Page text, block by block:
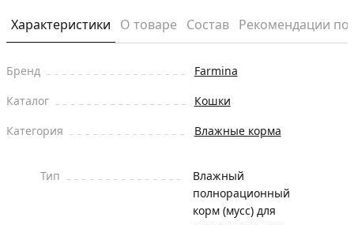
Характеристики О товаре Состав Рекомендации
Бренд
Farmina
Каталог
Кошки
Категория
Влажные корма
Тип
Влажный
полнорационный
корм (мусс) для